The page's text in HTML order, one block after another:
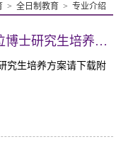
> 全日制教育> 专业介绍
控制科学与工程学术学位博士研究生培养方案（2022版）（2份）
究生培养方案请下载附